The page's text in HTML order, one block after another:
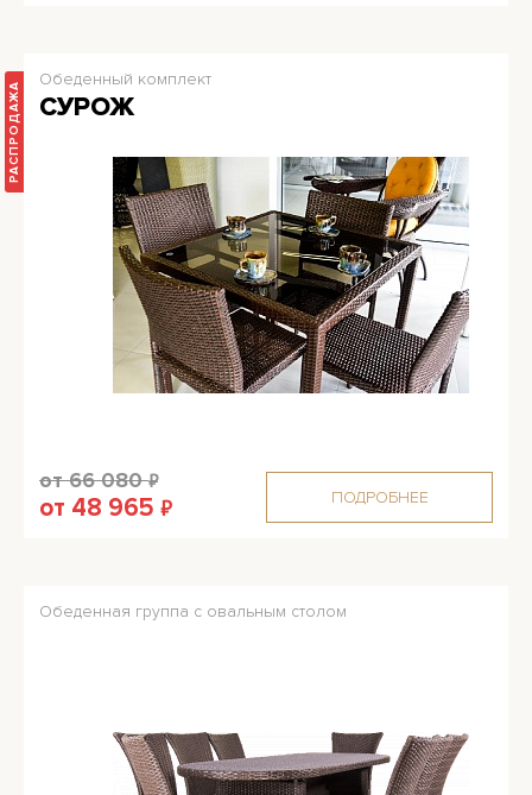
РАCПРОДАЖА
ПОДРОБНЕЕ
Обеденный комплект
СУРОЖ
от 66 080₽
от 48 965 ₽
Обеденная группа с овальным столом